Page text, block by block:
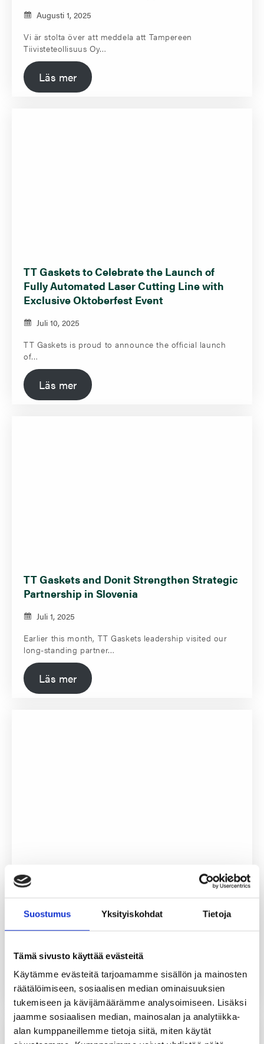
Suostumus Yksityiskohdat Tietoja
Tämä sivusto käyttää evästeitä
Käytämme evästeitä tarjoamamme sisällön ja mainosten
räätälöimiseen, sosiaalisen median ominaisuuksien
tukemiseen ja kävijämäärämme analysoimiseen. Lisäksi
jaamme sosiaalisen median, mainosalan ja analytiikka-
alan kumppaneillemme tietoja siitä, miten käytät
Augusti 1, 2025
Vi är stolta över att meddela att Tampereen
Tiivisteteollisuus Oy…
Läs mer
TT Gaskets to Celebrate the Launch of
Fully Automated Laser Cutting Line with
Exclusive Oktoberfest Event
Juli 10, 2025
TT Gaskets is proud to announce the official launch
of…
Läs mer
TT Gaskets and Donit Strengthen Strategic
Partnership in Slovenia
Juli 1, 2025
Earlier this month, TT Gaskets leadership visited our
long-standing partner…
Läs mer
TT Gaskets Strengthens Leadership Skills
with Change Management Training in
Tampere
and adaptive…
Läs mer